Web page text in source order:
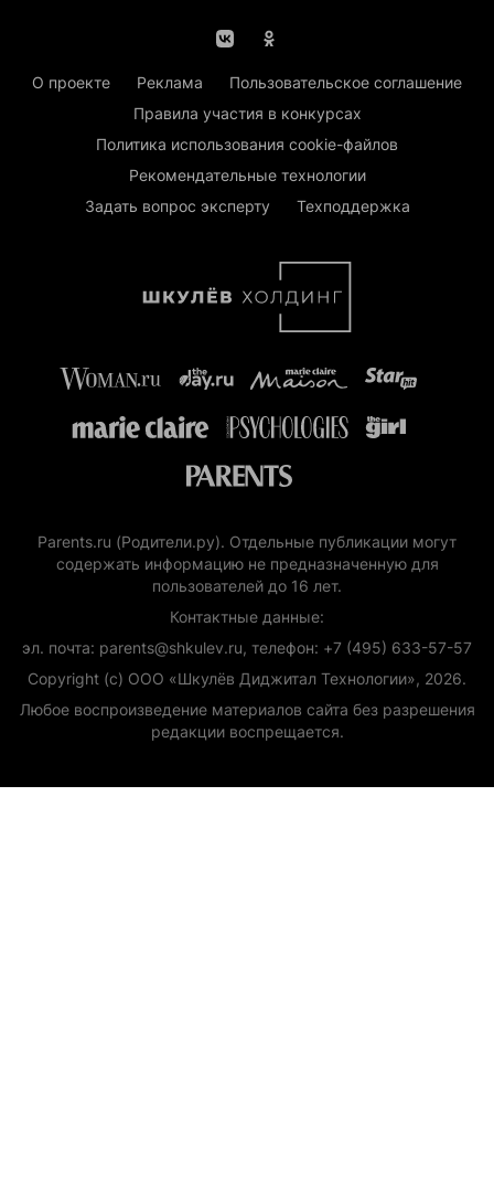
О проекте Реклама
Пользовательское соглашение
Правила участия в конкурсах
Политика использования cookie-файлов
Рекомендательные технологии
Задать вопрос эксперту
Техподдержка
Parents.ru (Родители.ру). Отдельные публикации могут
содержать информацию не предназначенную для
пользователей до 16 лет.
Контактные данные:
эл. почта: parents@shkulev.ru, телефон: +7 (495) 633-57-57
Copyright (с) ООО «Шкулёв Диджитал Технологии», 2026.
Любое воспроизведение материалов сайта без разрешения
редакции воспрещается.